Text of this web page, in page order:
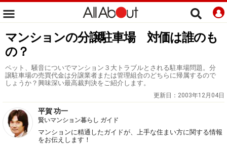
マンションの分譲駐車場 対価は誰のも
の？
ペット、騒音についでマンション３大トラブルとされる駐車場問題。分
譲駐車場の売買代金は分譲業者または管理組合のどちらに帰属するので
しょうか？興味深い最高裁判決をご紹介します。
更新日： 2003年12月04日
平賀 功一
賢いマンション暮らし ガイド
マンションに精通したガイドが、上手な住まい方に関する情報
をお伝えします！